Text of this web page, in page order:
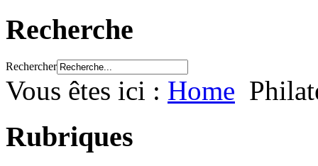
Recherche
Rechercher
Vous êtes ici : Home
Rubriques